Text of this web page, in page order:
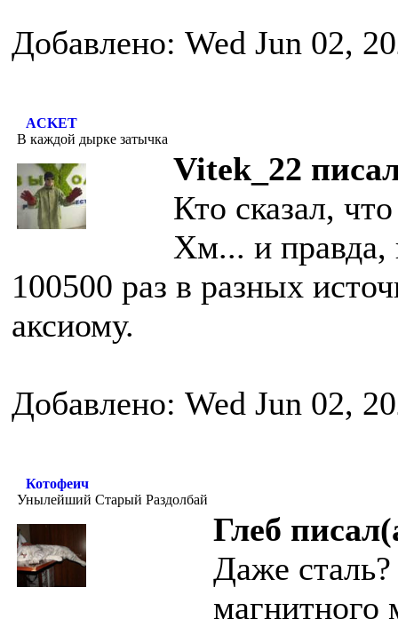
Добавлено: Wed Jun 02,
ACKET
В каждой дырке затычка
Vitek_22
Кто сказал,
Хм... и правда,
100500 раз в разных
аксиому.
Добавлено: Wed Jun 02,
Котофеич
Унылейший Старый Раздолбай
Глеб
Даже сталь?
магнитного